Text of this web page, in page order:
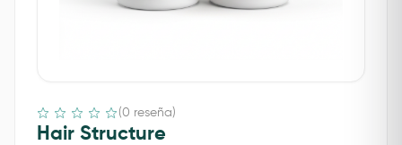
(0 reseña)
Hair Structure